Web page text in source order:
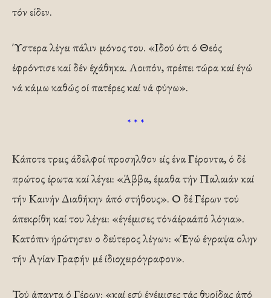
τόν είδεν.
Ύστερα λέγει πάλιν μόνος του. «Ιδού ότι ό Θεός
έφρόντισε καί δέν έχάθηκα. Λοιπόν, πρέπει τώρα καί έγώ
νά κάμω καθώς οί πατέρες καί νά φύγω».
* * *
Κάποτε τρεις άδελφοί προσηλθον είς ένα Γέροντα, ό δέ
πρώτος έρωτα καί λέγει: «Άββα, έμαθα τήν Παλαιάν καί
τήν Καινήν Διαθήκην άπό στήθους». Ο δέ Γέρων τού
άπεκρίθη καί του λέγει: «έγέμισες τόνάέραάπό λόγια».
Κατόπιν ήρώτησεν ο δεύτερος λέγων: «Έγώ έγραψα ολην
τήν Αγίαν Γραφήν μέ ίδιοχειρόγραφον».
Τού άπαντα ό Γέρων: «καί εσύ έγέμισες τάς θυρίδας άπό